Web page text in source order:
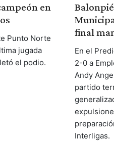
en
Punto Norte
jugada
el podio.
final
En el
2-0 a
Andy
partido
Interligas.